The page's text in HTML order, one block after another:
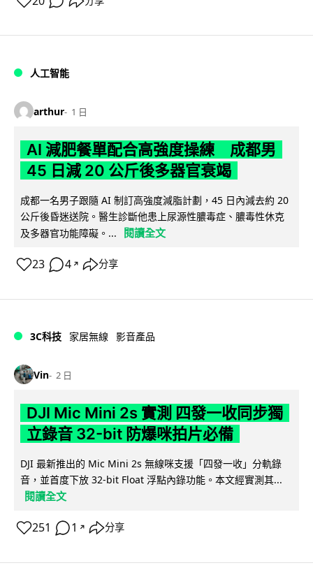
人工智能
arthur 1 日
AI 減肥餐單配合高強度操練 成都男
45 日減 20 公斤後多器官衰竭
成都一名男子跟隨 AI 制訂高強度減脂計劃，45 日內減去約 20
公斤後昏迷送院。醫生診斷他患上尿源性膿毒症、膿毒性休克
及多器官功能障礙。...
閱讀全文
23 4 ↗ 分享
3C科技 家居無線 影音產品
Vin 2 日
DJI Mic Mini 2s 實測 四發一收同步獨
立錄音 32-bit 防爆咪拍片必備
DJI 最新推出的 Mic Mini 2s 無線咪支援「四發一收」分軌錄
音，並首度下放 32-bit Float 浮點內錄功能。本文經實測其...
閱讀全文
251 1 ↗ 分享